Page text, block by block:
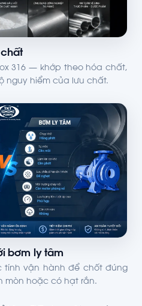
inox 316 — khớp theo hóa chất,
nguy hiểm của lưu chất.
bơm ly tâm
tính vận hành để chốt đúng
mòn hoặc có hạt rắn.